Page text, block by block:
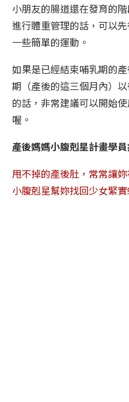
小朋友的腸道還在發育的
進行體重管理的話，可以
一些簡單的運動。
如果是已經結束哺乳期的
期（產後的這三個月內）
的話，非常建議可以開始
喔。
產後媽媽小腹剋星計畫學
甩不掉的產後肚，常常讓
小腹剋星幫妳找回少女緊實